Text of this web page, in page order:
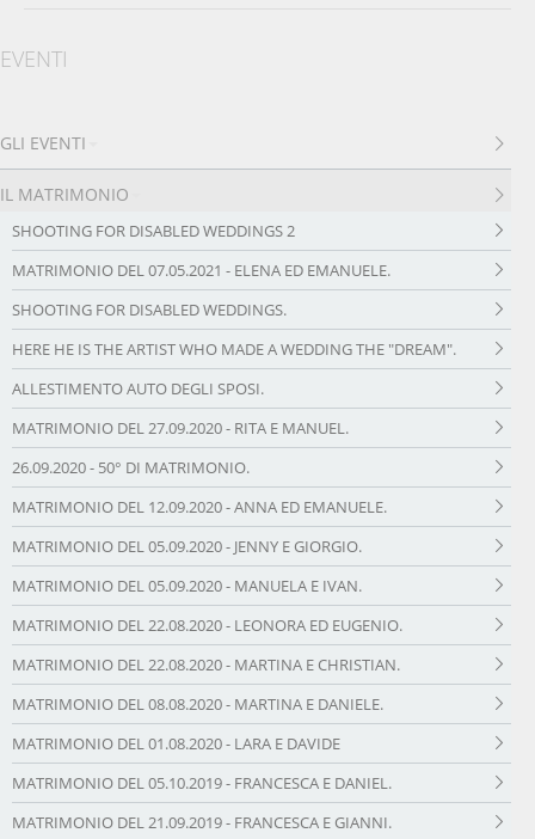
EVENTI
GLI EVENTI
IL MATRIMONIO
SHOOTING FOR DISABLED WEDDINGS 2
MATRIMONIO DEL 07.05.2021 - ELENA ED EMANUELE.
SHOOTING FOR DISABLED WEDDINGS.
HERE HE IS THE ARTIST WHO MADE A WEDDING THE "DREAM".
ALLESTIMENTO AUTO DEGLI SPOSI.
MATRIMONIO DEL 27.09.2020 - RITA E MANUEL.
26.09.2020 - 50° DI MATRIMONIO.
MATRIMONIO DEL 12.09.2020 - ANNA ED EMANUELE.
MATRIMONIO DEL 05.09.2020 - JENNY E GIORGIO.
MATRIMONIO DEL 05.09.2020 - MANUELA E IVAN.
MATRIMONIO DEL 22.08.2020 - LEONORA ED EUGENIO.
MATRIMONIO DEL 22.08.2020 - MARTINA E CHRISTIAN.
MATRIMONIO DEL 08.08.2020 - MARTINA E DANIELE.
MATRIMONIO DEL 01.08.2020 - LARA E DAVIDE
MATRIMONIO DEL 05.10.2019 - FRANCESCA E DANIEL.
MATRIMONIO DEL 21.09.2019 - FRANCESCA E GIANNI.